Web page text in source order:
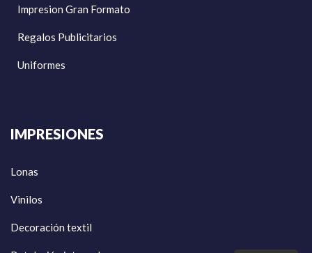
Impresion Gran Formato
Regalos Publicitarios
Uniformes
IMPRESIONES
Lonas
Vinilos
Decoración textil